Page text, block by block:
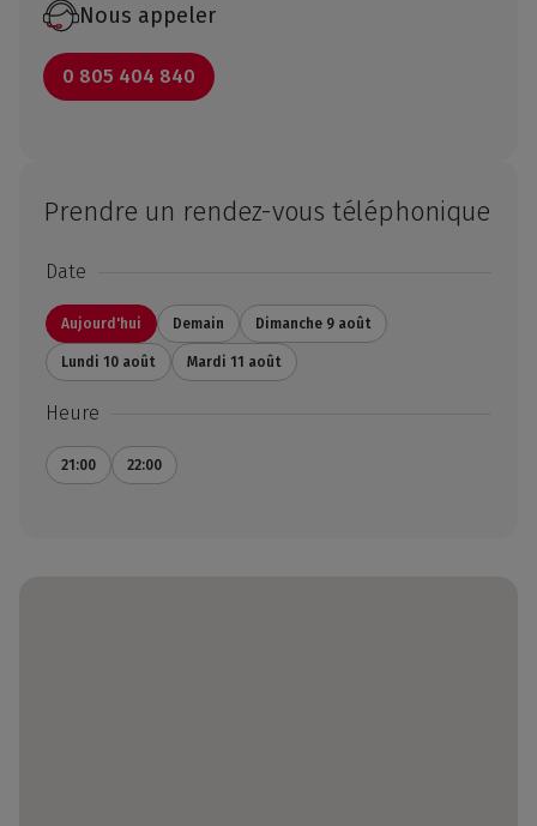
Nous appeler
0 805 404 840
Prendre un rendez-vous téléphonique
Date
Aujourd'hui Demain Dimanche 9 août
Lundi 10 août Mardi 11 août
Heure
21:00 22:00